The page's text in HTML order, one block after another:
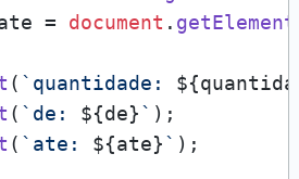
= document .
( `quantidade:
( `de: ${de}` );
( `ate: ${ate}` );